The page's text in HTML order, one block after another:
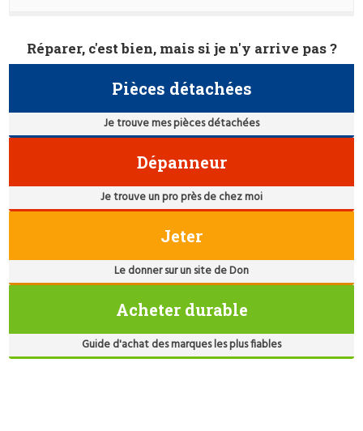
Réparer, c'est bien, mais si je n'y arrive pas ?
Pièces détachées
Je trouve mes pièces détachées
Dépanneur
Je trouve un pro près de chez moi
Jeter
Le donner sur un site de Don
Acheter durable
Guide d'achat des marques les plus fiables